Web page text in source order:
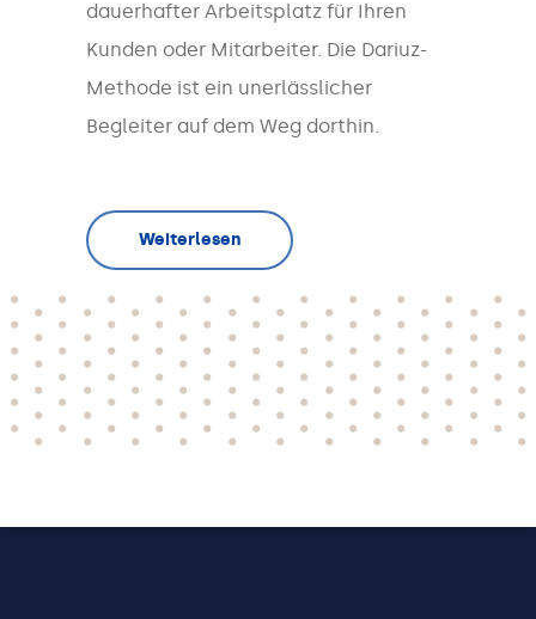
dauerhafter Arbeitsplatz für Ihren
Kunden oder Mitarbeiter. Die Dariuz-
Methode ist ein unerlässlicher
Begleiter auf dem Weg dorthin.
Weiterlesen